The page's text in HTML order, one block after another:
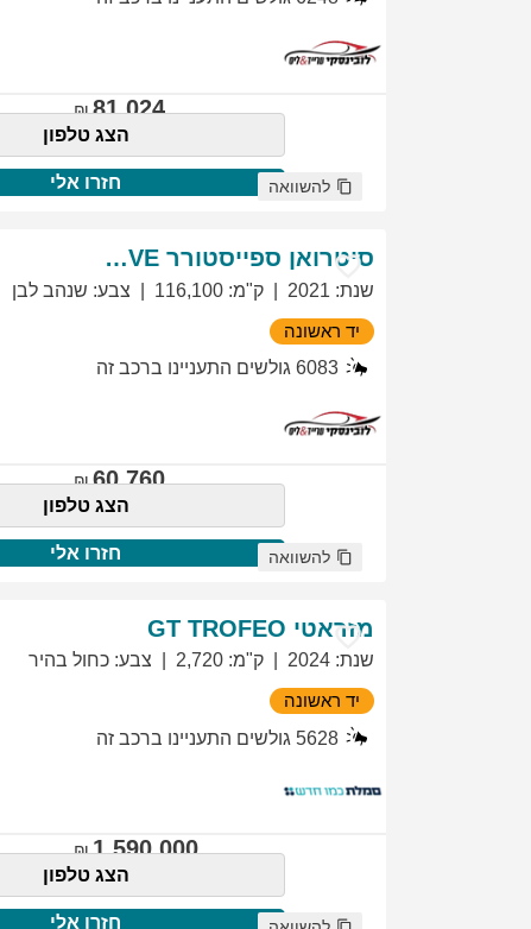
81,024
הצג טלפון
חזרו אלי להשוואה
סיטרואן ספייסטורר EXCLUSIVE
שנת:
2021 ק"מ:
116,100 צבע: שנהב לבן
יד ראשונה
6083 גולשים התעניינו ברכב זה
60,760
הצג טלפון
חזרו אלי להשוואה
מזראטי GT TROFEO
שנת:
2024 ק"מ:
2,720 צבע: כחול בהיר
יד ראשונה
5628 גולשים התעניינו ברכב זה
1,590,000
הצג טלפון
חזרו אלי